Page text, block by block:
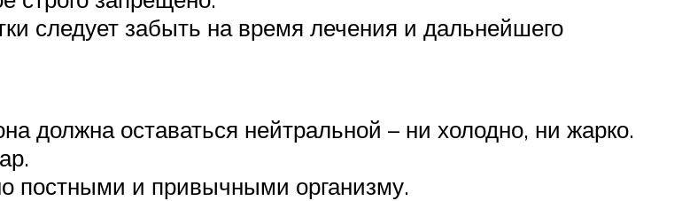
следует забыть на время лечения и дальнейшего
должна оставаться нейтральной – ни холодно, ни жарко.
постными и привычными организму.